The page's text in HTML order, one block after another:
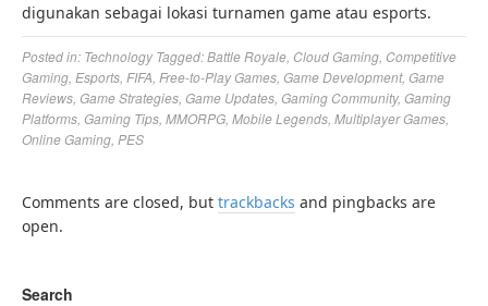
digunakan sebagai lokasi turnamen game atau esports.
Posted in: Technology Tagged:Battle Royale Cloud Gaming Competitive
Gaming Esports FIFA Free-to-Play Games Game Development, Game
Reviews Game Strategies Game Updates Gaming Community, Gaming
Platforms Gaming Tips MMORPG Mobile Legends Multiplayer Games
Online Gaming PES
Comments are closed, but trackbacks and pingbacks are
open.
Search